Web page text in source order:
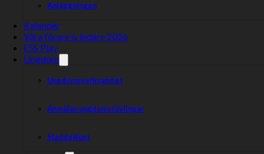
Anläggningen
Kalender
Våra förare & ledare 2026
ESS Play
Ungdom
Ungdomsverksamhet
Anmälan ungdomstävlingar
Sladda Runt